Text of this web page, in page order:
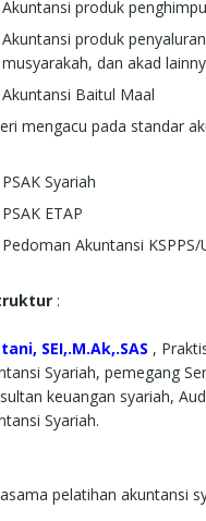
Akuntansi produk
Akuntansi produk
musyarakah, dan akad
Akuntansi Baitul Maal
mengacu pada standar
PSAK Syariah
PSAK ETAP
Pedoman Akuntansi KSPPS/
:
SEI,.M.Ak,.SAS ,
Syariah, pemegang
keuangan syariah,
Syariah.
pelatihan akuntansi